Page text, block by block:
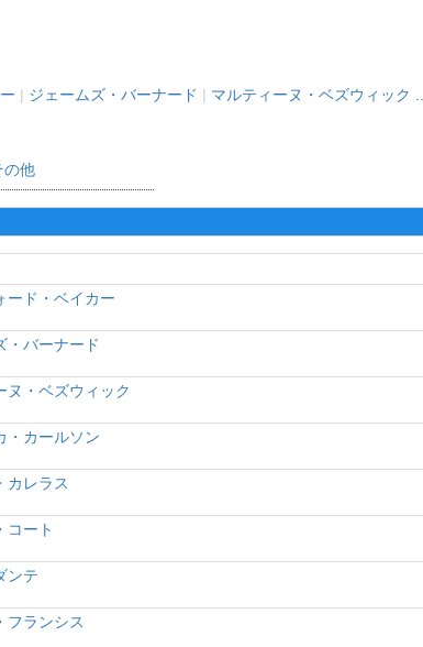
| ジェームズ・バーナード | マルティーヌ・ベズウィック
の他
ード・ベイカー
・バーナード
ヌ・ベズウィック
・カールソン
カレラス
コート
ンテ
フランシス